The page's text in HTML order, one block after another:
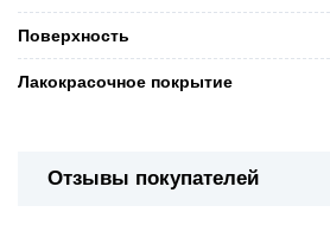
Поверхность
Лакокрасочное покрытие
Отзывы покупателей